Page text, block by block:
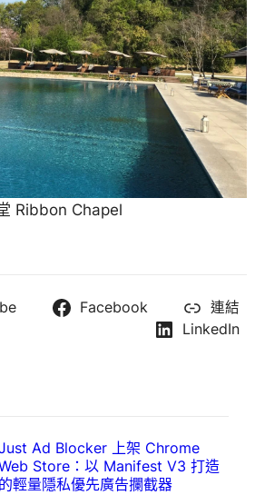
Ribbon Chapel
Facebook
連結
LinkedIn
Ad Blocker 上架 Chrome
Store：以 Manifest V3 打造
的輕量隱私優先廣告攔截器